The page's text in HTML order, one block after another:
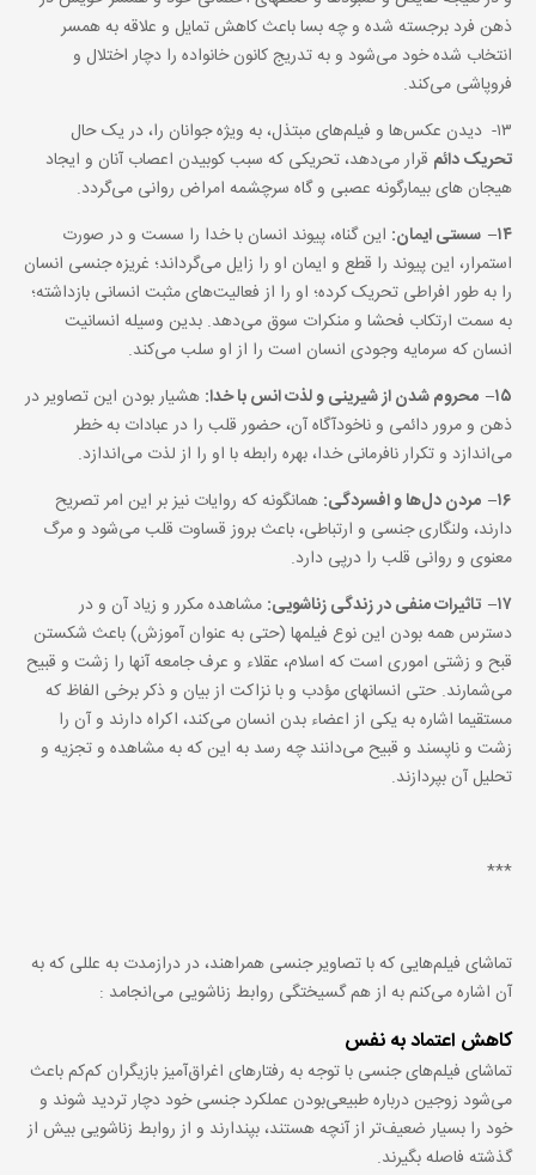
ذهن فرد برجسته شده و چه بسا باعث کاهش تمایل و علاقه به همسر
انتخاب شده خود می‌‏شود و به تدریج کانون خانواده را دچار اختلال و
فروپاشی می‌‏کند.
۱۳- دیدن عکس‌ها و فیلم‌های مبتذل، به ویژه جوانان را، در یک حال
تحریک دائم قرار می‌دهد، تحریکی که سبب کوبیدن اعصاب آنان و ایجاد
هیجان‌ های بیمارگونه عصبی و گاه سرچشمه امراض روانی می‌گردد.
۱۴– سستی ایمان: این گناه، پیوند انسان با خدا را سست و در صورت
استمرار، این پیوند را قطع و ایمان او را زایل می‌‌گرداند؛ غریزه جنسی انسان
را به طور افراطی تحریک کرده؛ او را از فعالیت‌های مثبت انسانی بازداشته؛
به سمت ارتکاب فحشا و منکرات سوق می‌دهد. بدین وسیله انسانیت
انسان که سرمایه وجودی انسان است را از او سلب می‌کند.
۱۵– محروم شدن از شیرینی و لذت انس با خدا: هشیار بودن این تصاویر در
ذهن و مرور دائمی و ناخودآگاه آن، حضور قلب را در عبادات به خطر
می‌اندازد و تکرار نافرمانی خدا، بهره رابطه با او را از لذت می‌اندازد.
۱۶– مردن دل‌ها و افسردگی: همانگونه که روایات نیز بر این امر تصریح
دارند، ولنگاری جنسی و ارتباطی، باعث بروز قساوت قلب می‌شود و مرگ
معنوی و روانی قلب را درپی دارد.
۱۷– تاثیرات منفی در زندگی زناشویی: مشاهده مکرر و زیاد آن و در
دسترس همه بودن این نوع فیلم‏ها (حتی به عنوان آموزش) باعث شکستن
قبح و زشتی اموری است که اسلام، عقلاء و عرف جامعه آنها را زشت و قبیح
می‌‏شمارند. حتی انسان‏های مؤدب و با نزاکت از بیان و ذکر برخی الفاظ که
مستقیما اشاره به یکی از اعضاء بدن انسان می‌‏کند، اکراه دارند و آن را
زشت و ناپسند و قبیح می‌‏دانند چه رسد به این که به مشاهده و تجزیه و
تحلیل آن بپردازند.
***
تماشای فیلم‌هایی که با تصاویر جنسی همراهند، در درازمدت به عللی که به
آن اشاره می‌کنم به از هم گسیختگی روابط زناشویی می‌انجامد :
کاهش اعتماد به نفس
تماشای فیلم‌های جنسی با توجه به رفتارهای اغراق‌آمیز بازیگران کم‌کم باعث
می‌شود زوجین درباره طبیعی‌بودن عملکرد جنسی خود دچار تردید شوند و
خود را بسیار ضعیف‌تر از آنچه هستند، بپندارند و از روابط زناشویی بیش از
گذشته فاصله بگیرند.